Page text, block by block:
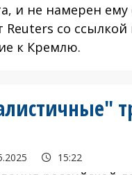
и не намерен
Reuters со ссылкой
к Кремлю.
15:22